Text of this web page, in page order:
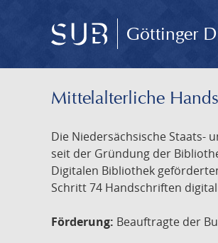
Göttinger
Mittelalterliche
Die Niedersächsische Staats-
seit der Gründung der
Digitalen Bibliothek
Schritt 74 Handschriften
Förderung: Beauftragte der